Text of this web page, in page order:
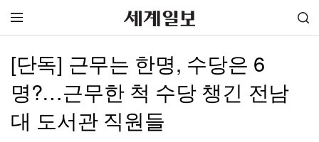
[단독] 근무는 한명, 수당은 6
명?…근무한 척 수당 챙긴 전남
대 도서관 직원들